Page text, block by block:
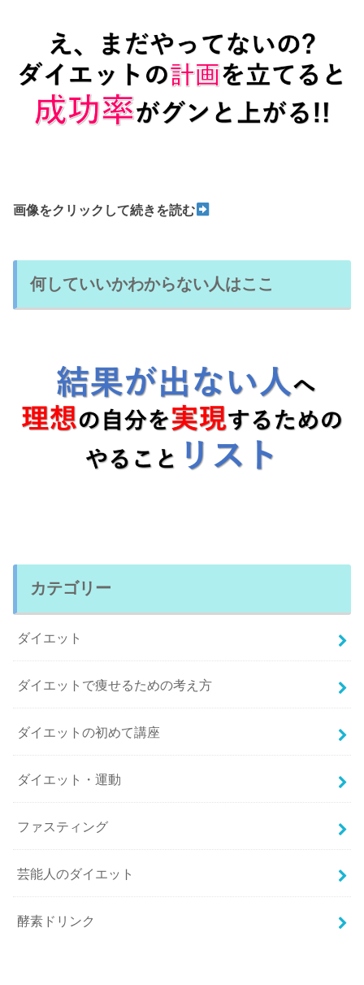
画像をクリックして続きを読む
何していいかわからない人はここ
カテゴリー
ダイエット
ダイエットで痩せるための考え方
ダイエットの初めて講座
ダイエット・運動
ファスティング
芸能人のダイエット
酵素ドリンク